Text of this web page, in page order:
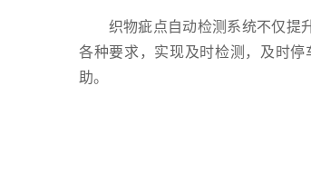
织物疵点自动检测系统不仅提升
各种要求，实现及时检测，及时
助。